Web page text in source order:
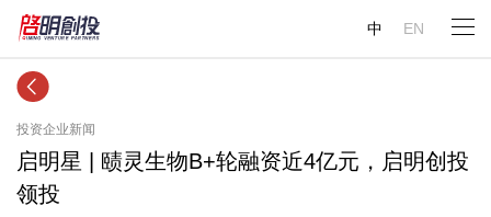
中 EN
投资企业新闻
启明星 | 赜灵生物B+轮融资近4亿元，启明创投
领投